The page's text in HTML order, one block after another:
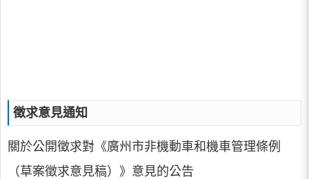
徵求意見通知
關於公開徵求對《廣州市非機動車和機車管理條例
（草案徵求意見稿）》意見的公告